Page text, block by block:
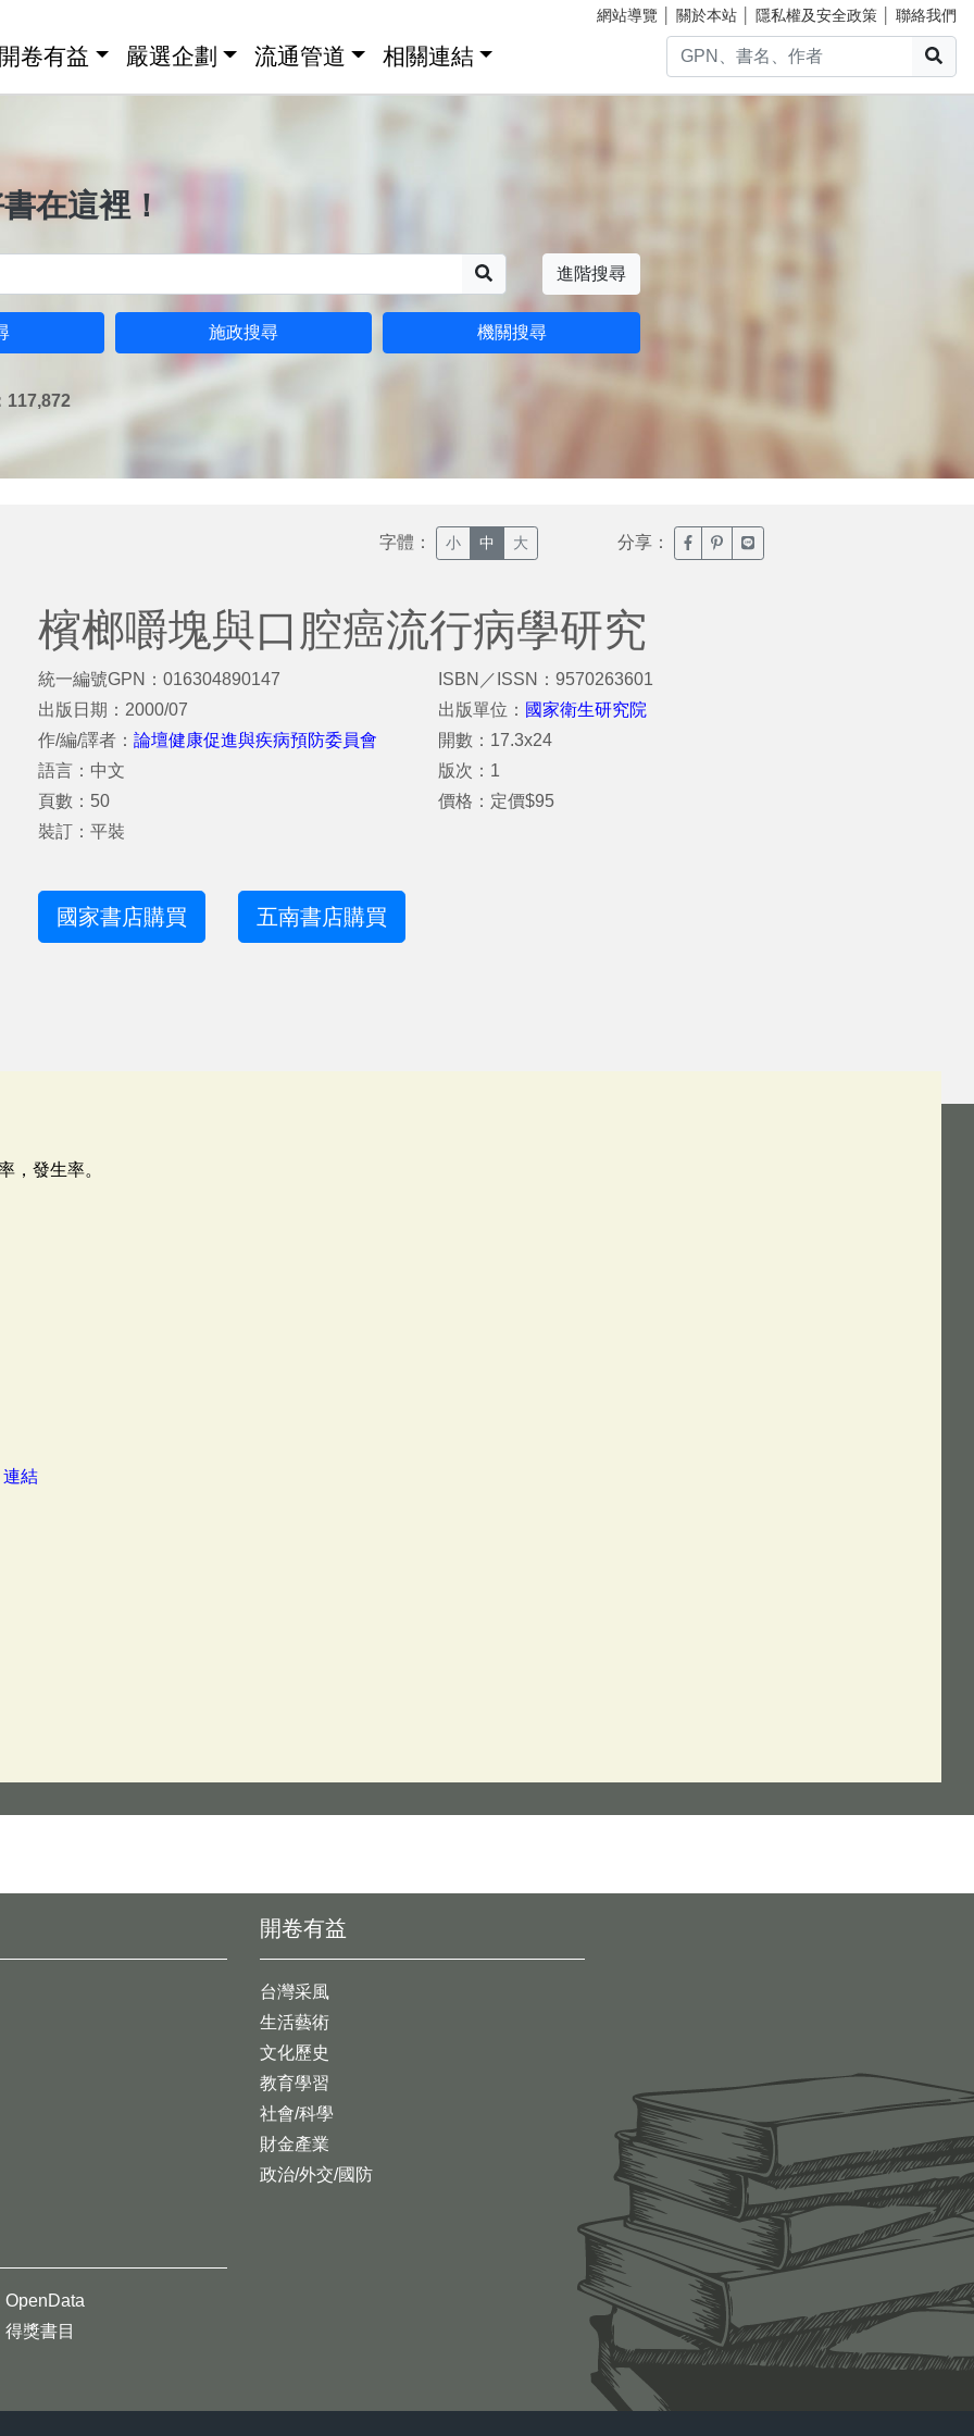
網站導覽 關於本站 隱私權及安全政策 聯絡我們
卷有益 嚴選企劃 流通管道 相關連結
在這裡！
進階搜尋
施政搜尋 機關搜尋
117,872
字體： 小 中 大 分享： 臉書分享(另開新視窗)
噗浪分享(另開新視窗)
Line分享(另開新視窗)
檳榔嚼塊與口腔癌流行病學研究
統一編號GPN：016304890147
出版日期：2000/07
作/編/譯者： 論壇健康促進與疾病預防委員會
語言：中文
頁數：50
裝訂：平裝
ISBN／ISSN：9570263601
出版單位： 國家衛生研究院
開數：17.3x24
版次：1
價格：定價$95
國家書店購買 五南書店購買
，發生率。
連結
開卷有益
台灣采風
生活藝術
文化歷史
教育學習
社會/科學
財金產業
政治/外交/國防
OpenData
得獎書目